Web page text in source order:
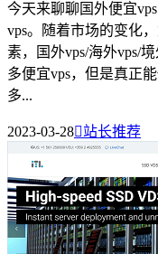
今天来聊聊国外便宜
vps。随着市场的变化
素，国外vps/海外vps/
多便宜vps，但是真正
多...
2023-03-28站长推荐